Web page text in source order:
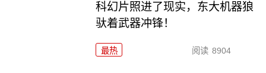
科幻片照进了现实，东大机器狼
驮着武器冲锋！
最热 阅读 8904